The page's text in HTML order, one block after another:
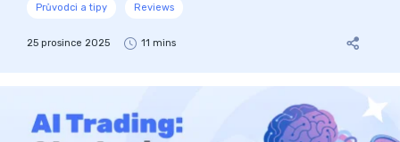
Průvodci a tipy Reviews
25 prosince 2025 11 mins